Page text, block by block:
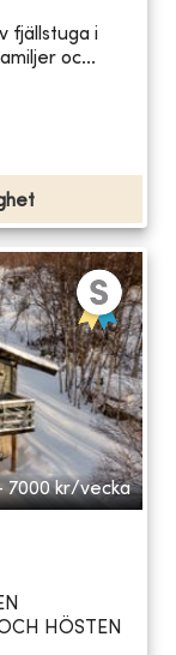
fjällstuga i
oc...
7000 kr/vecka
HÖSTEN